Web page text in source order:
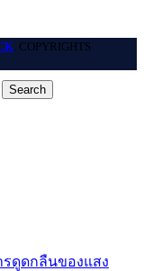
. COPYRIGHTS
Search
ารดูดกลืนของแสง